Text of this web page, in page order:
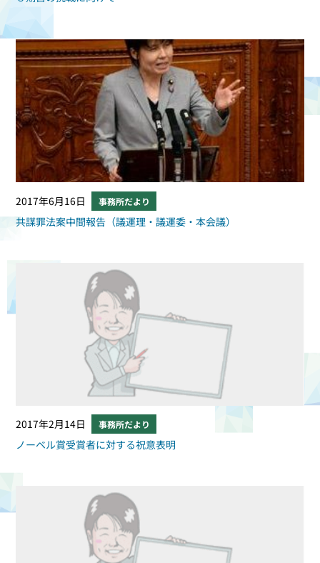
2017年6月16日 事務所だより
共謀罪法案中間報告（議運理・議運委・本会議）
2017年2月14日 事務所だより
ノーベル賞受賞者に対する祝意表明